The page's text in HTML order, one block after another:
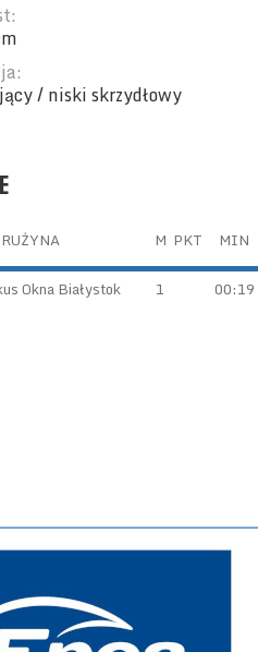
/ niski skrzydłowy
M PKT MIN
Okna Białystok 1 00:19